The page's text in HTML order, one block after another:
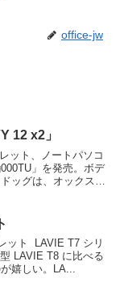
office-jw
12 x2」
ット、ノートパソコ
」を発売。ボデ
ッグは、オックスフ
ット LAVIE T7 シリ
LAVIE T8 に比べる
嬉しい。LA...